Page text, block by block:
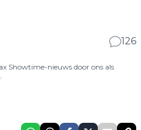
126
Showtime-nieuws door ons als